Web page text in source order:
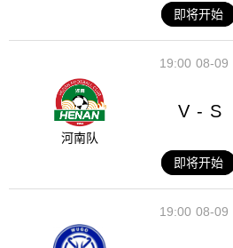
即将开始
08-09
19:00
河南队
V - S
即将开始
08-09
19:00